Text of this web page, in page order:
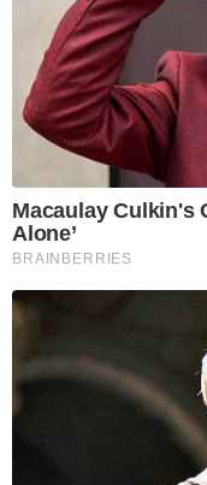
Macaulay Culkin's
Alone’
BRAINBERRIES